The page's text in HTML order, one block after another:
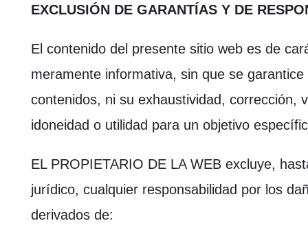
EXCLUSIÓN DE GARANTÍAS Y DE
El contenido del presente sitio web es de
meramente informativa, sin que se
contenidos, ni su exhaustividad, corrección,
idoneidad o utilidad para un objetivo
EL PROPIETARIO DE LA WEB excluye,
jurídico, cualquier responsabilidad por los
derivados de: